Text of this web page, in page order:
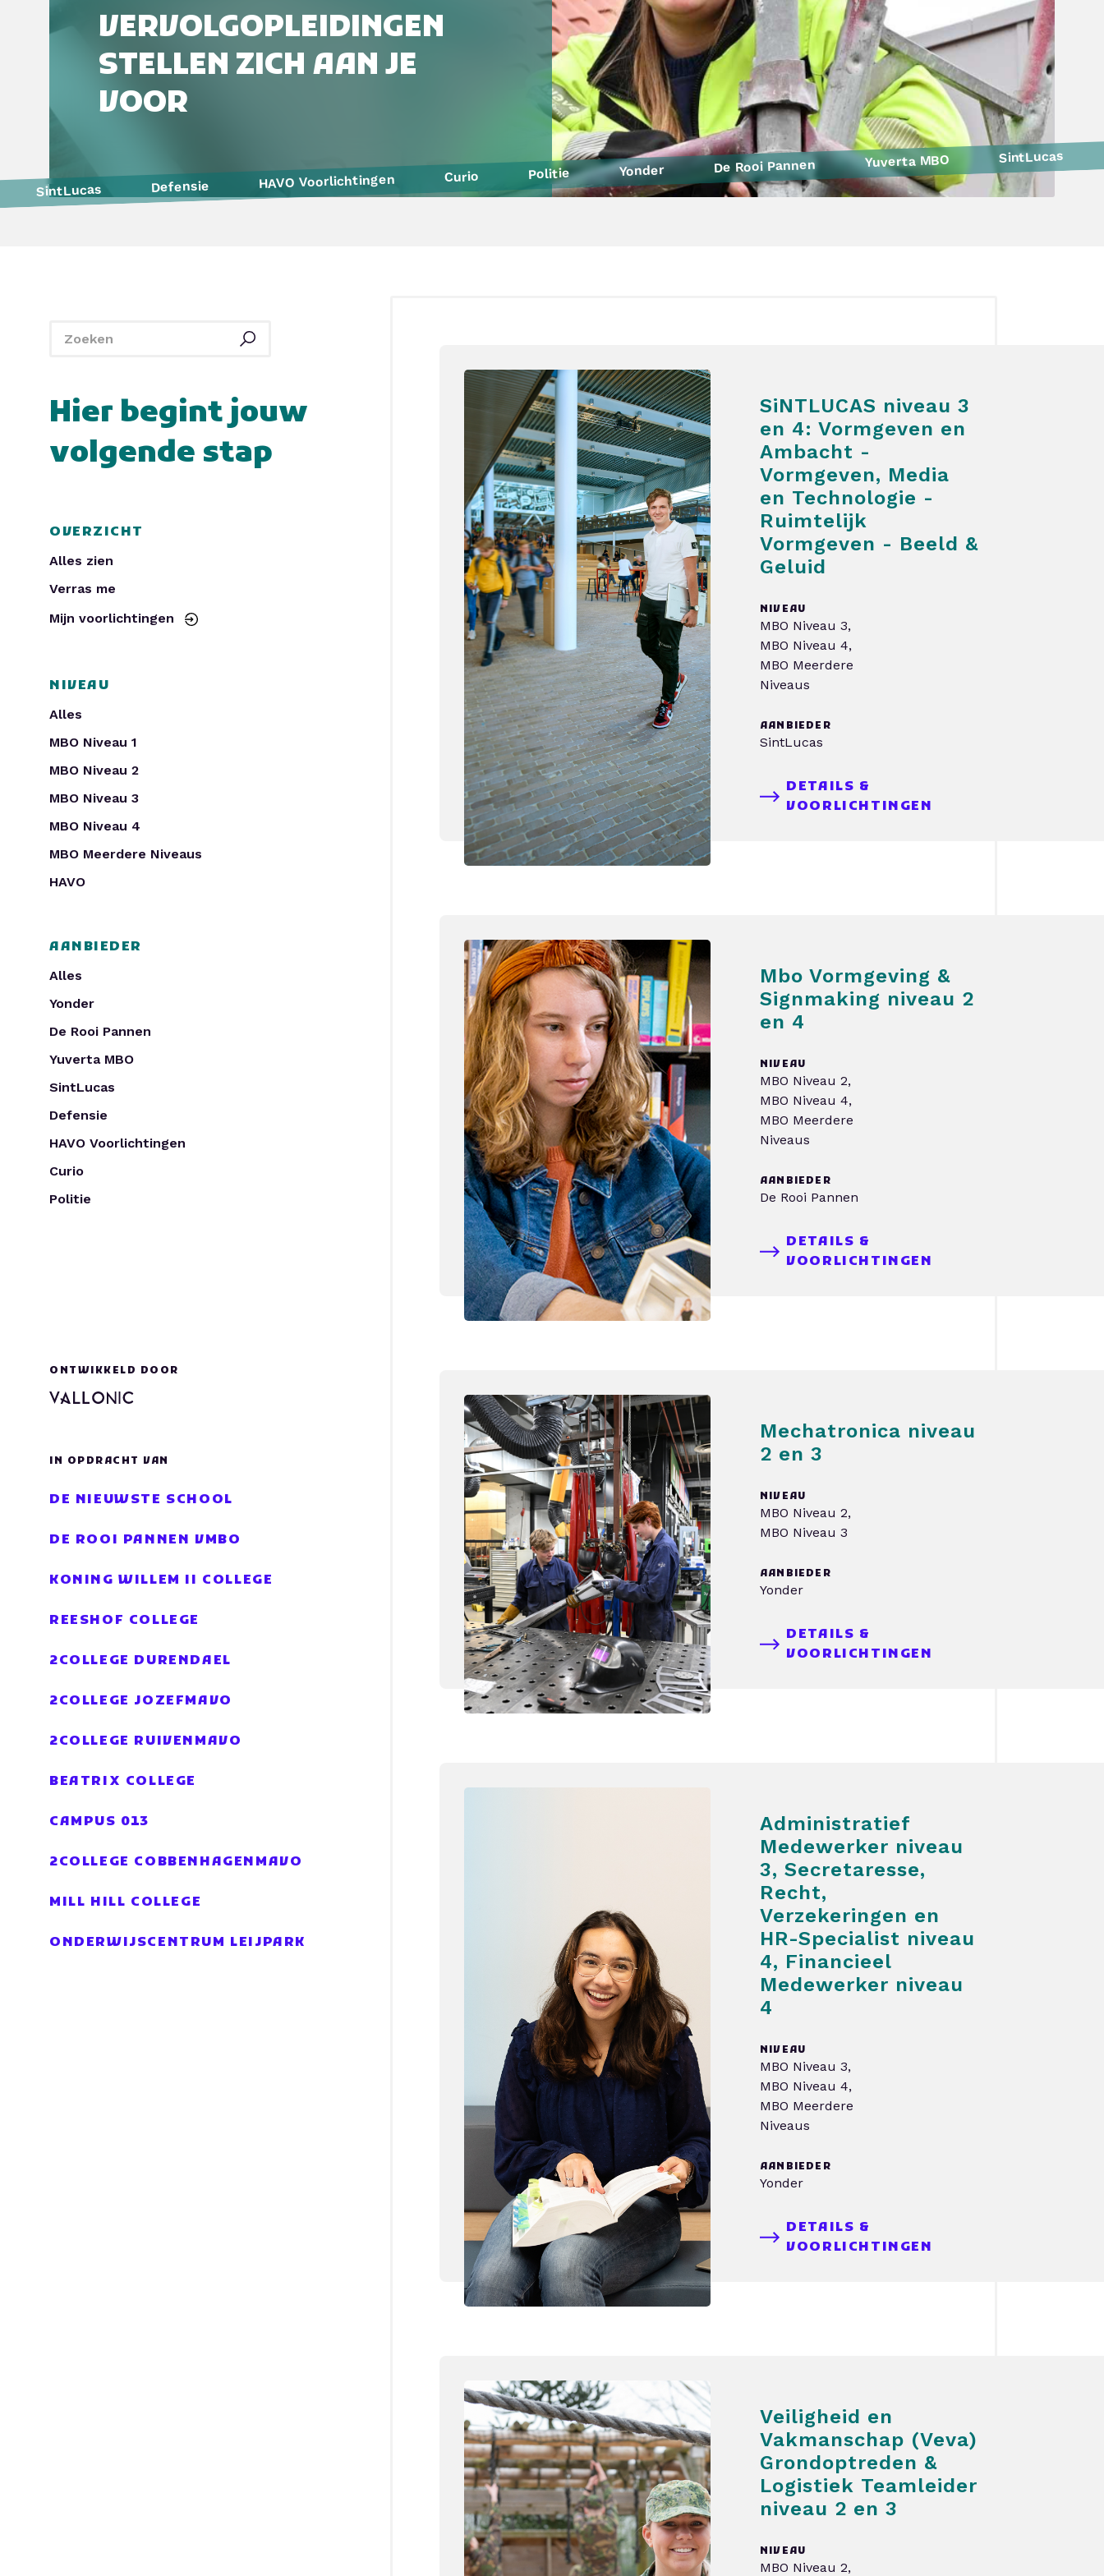
VERVOLGOPLEIDINGEN
STELLEN ZICH AAN JE
VOOR
SintLucas Defensie HAVO Voorlichtingen Curio Politie Yonder De Rooi Pannen Yuverta MBO SintLucas
De Rooi Pannen Yuverta MBO SintLucas Defensie HAVO Voorlichtingen Curio Politie
Hier begint jouw
volgende stap
OVERZICHT
Alles zien
Verras me
Mijn voorlichtingen
NIVEAU
Alles
MBO Niveau 1
MBO Niveau 2
MBO Niveau 3
MBO Niveau 4
MBO Meerdere Niveaus
HAVO
AANBIEDER
Alles
Yonder
De Rooi Pannen
Yuverta MBO
SintLucas
Defensie
HAVO Voorlichtingen
Curio
Politie
ONTWIKKELD DOOR
IN OPDRACHT VAN
DE NIEUWSTE SCHOOL
DE ROOI PANNEN VMBO
KONING WILLEM II COLLEGE
REESHOF COLLEGE
2COLLEGE DURENDAEL
2COLLEGE JOZEFMAVO
2COLLEGE RUIVENMAVO
BEATRIX COLLEGE
CAMPUS 013
2COLLEGE COBBENHAGENMAVO
MILL HILL COLLEGE
ONDERWIJSCENTRUM LEIJPARK
SiNTLUCAS niveau 3
en 4: Vormgeven en
Ambacht -
Vormgeven, Media
en Technologie -
Ruimtelijk
Vormgeven - Beeld &
Geluid
NIVEAU
MBO Niveau 3,
MBO Niveau 4,
MBO Meerdere
Niveaus
AANBIEDER
SintLucas
DETAILS &
VOORLICHTINGEN
Mbo Vormgeving &
Signmaking niveau 2
en 4
NIVEAU
MBO Niveau 2,
MBO Niveau 4,
MBO Meerdere
Niveaus
AANBIEDER
De Rooi Pannen
DETAILS &
VOORLICHTINGEN
Mechatronica niveau
2 en 3
NIVEAU
MBO Niveau 2,
MBO Niveau 3
AANBIEDER
Yonder
DETAILS &
VOORLICHTINGEN
Administratief
Medewerker niveau
3, Secretaresse,
Recht,
Verzekeringen en
HR-Specialist niveau
4, Financieel
Medewerker niveau
4
NIVEAU
MBO Niveau 3,
MBO Niveau 4,
MBO Meerdere
Niveaus
AANBIEDER
Yonder
DETAILS &
VOORLICHTINGEN
Veiligheid en
Vakmanschap (Veva)
Grondoptreden &
Logistiek Teamleider
niveau 2 en 3
NIVEAU
MBO Niveau 2,